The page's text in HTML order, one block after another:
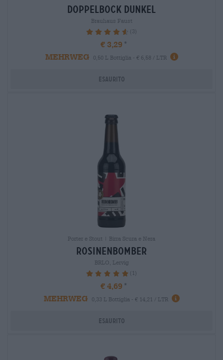
doppelbock dunkel
Brauhaus Faust
93.33% (3)
€ 3,29
MEHRWEG
0,50 L Bottiglia - € 6,58 / LTR
Esaurito
Porter e Stout | Birra Scura e Nera
rosinenbomber
BRLO, Lervig
100% (1)
€ 4,69
MEHRWEG
0,33 L Bottiglia - € 14,21 / LTR
Esaurito